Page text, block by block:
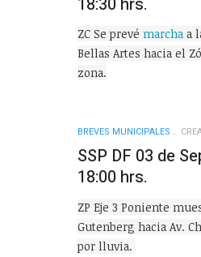
ZC Se prevé marcha a
Bellas Artes hacia el
zona.
BREVES MUNICIPALES
SSP DF 03 de
18:00 hrs.
ZP Eje 3 Poniente
Gutenberg hacia Av.
por lluvia.